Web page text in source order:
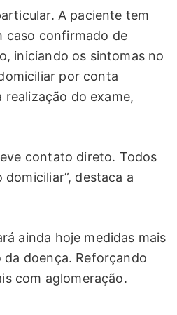
A paciente tem
caso confirmado de
iniciando os sintomas no
por conta
do exame,
contato direto. Todos
destaca a
ainda hoje medidas mais
doença. Reforçando
com aglomeração.